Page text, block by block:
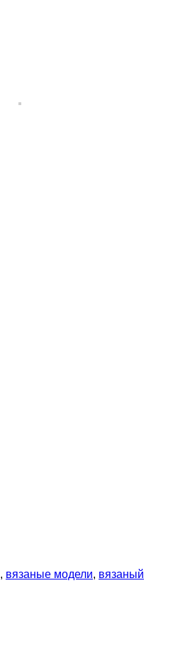
, вязаные модели, вязаный